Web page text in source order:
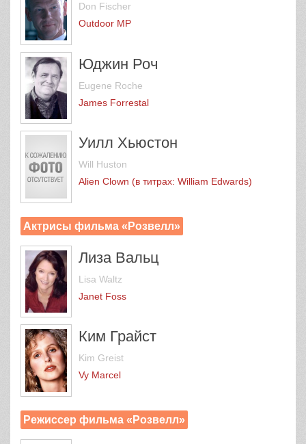
Don Fischer
Outdoor MP
Юджин Роч
Eugene Roche
James Forrestal
Уилл Хьюстон
Will Huston
Alien Clown (в титрах: William Edwards)
Актрисы фильма «Розвелл»
Лиза Вальц
Lisa Waltz
Janet Foss
Ким Грайст
Kim Greist
Vy Marcel
Режиссер фильма «Розвелл»